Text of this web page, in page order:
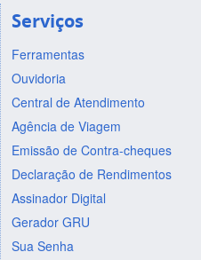
Serviços
Ferramentas
Ouvidoria
Central de Atendimento
Agência de Viagem
Emissão de Contra-cheques
Declaração de Rendimentos
Assinador Digital
Gerador GRU
Sua Senha